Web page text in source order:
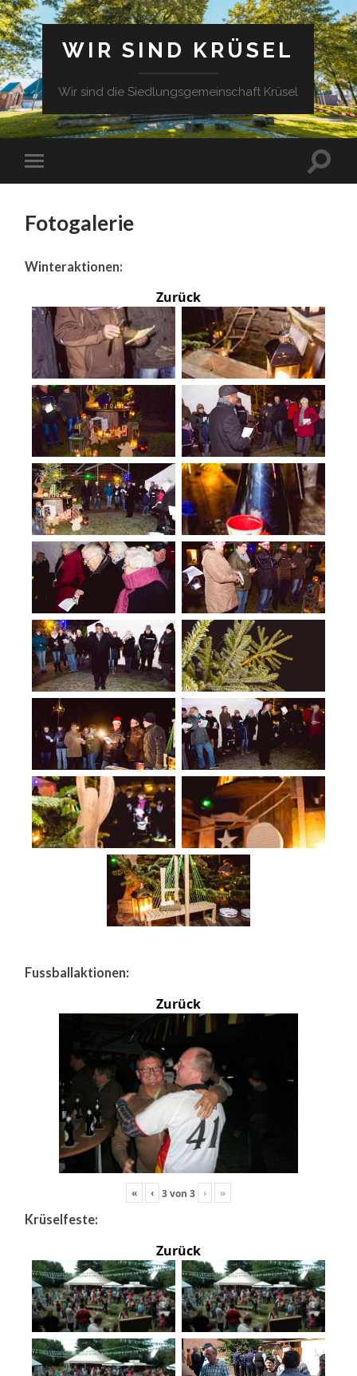
WIR SIND KRÜSEL
Wir sind die Siedlungsgemeinschaft Krüsel
Fotogalerie
Winteraktionen:
Zurück
Fussballaktionen:
Zurück
« ‹ 3von 3 › »
Krüselfeste:
Zurück